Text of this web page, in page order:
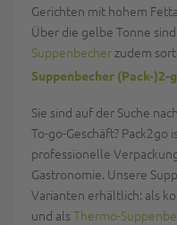
Gerichten mit hohem
Über die gelbe Tonne
Suppenbecher zudem
Suppenbecher (Pack-
Sie sind auf der Suche
To-go-Geschäft?
professionelle
Gastronomie. Unsere
Varianten erhältlich: als
und als Thermo-